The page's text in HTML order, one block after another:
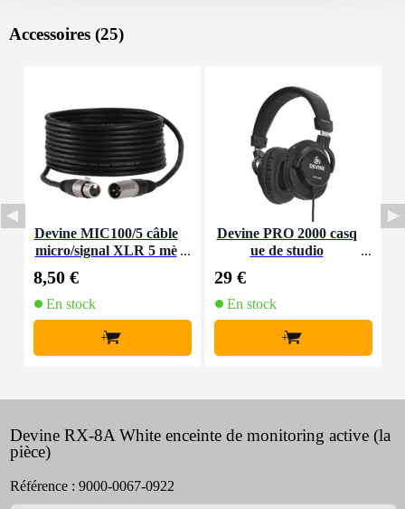
Accessoires (25)
Devine MIC100/5 câble
micro/signal XLR 5 mè
8,50 €
En stock
+
Devine PRO 2000 casq
ue de studio
29 €
En stock
+
Devine RX-8A White enceinte de monitoring active (la
pièce)
Référence : 9000-0067-0922